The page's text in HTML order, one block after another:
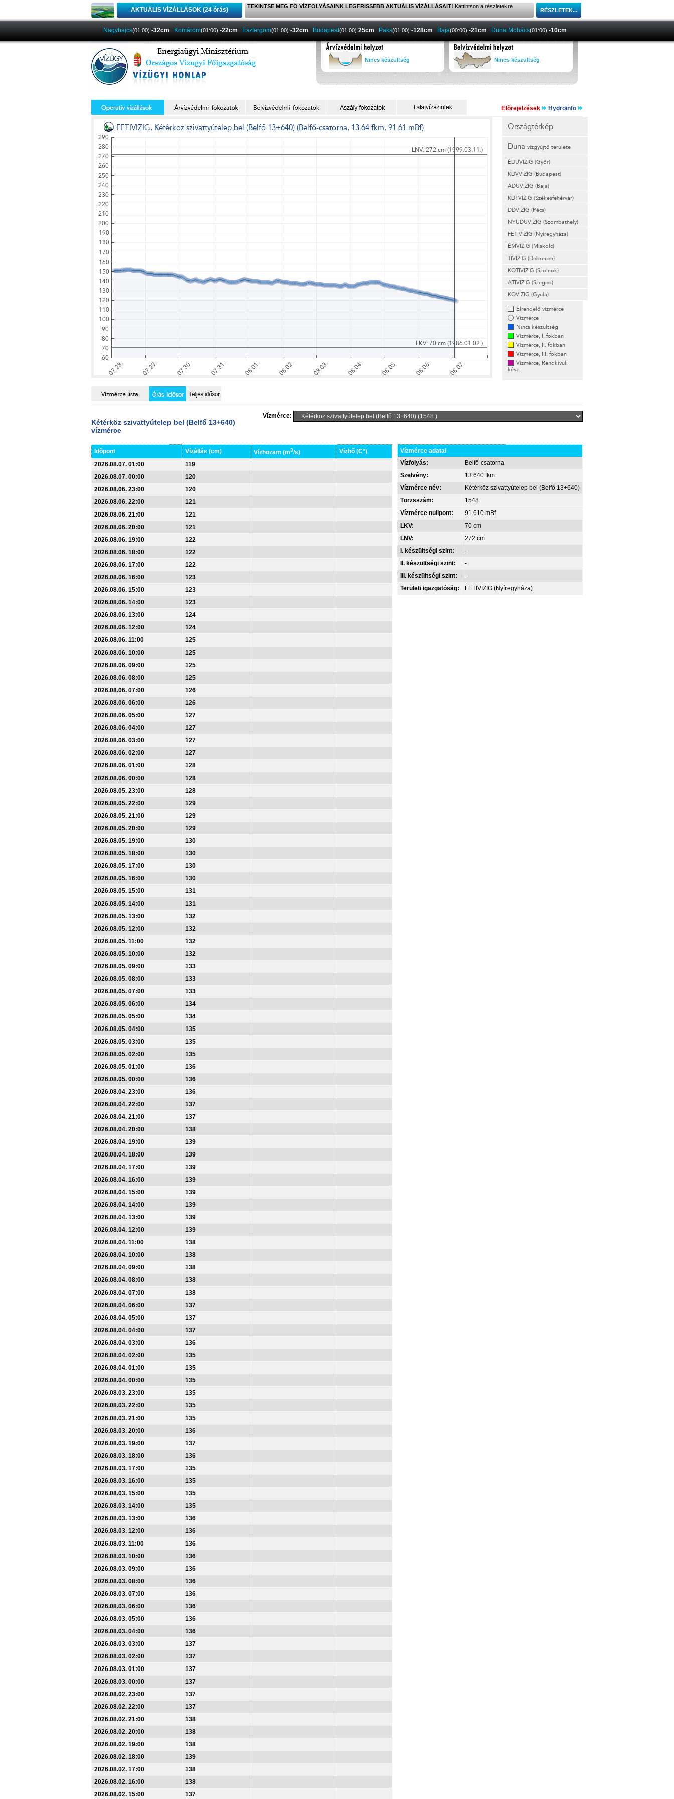
AKTUÁLIS VÍZÁLLÁSOK (24 órás) TEKINTSE MEG FŐ VÍZFOLYÁSAINK LEGFRISSEBB AKTUÁLIS VÍZÁLLÁSAIT! Kattintson a részletekre.
Nagybajcs(01:00):-32cm Komárom(01:00):-22cm Esztergom(01:00):-32cm Budapest(01:00):25cm Paks(01:00):-128cm Baja(00:00):-21cm Duna Mohács(01:00):-10cm
Nincs készültség Nincs készültség
Előrejelzések Hydroinfo
Országtérkép
Duna vízgyűjtő területe
ÉDUVIZIG (Győr)
KDVVIZIG (Budapest)
ADUVIZIG (Baja)
KDTVIZIG (Székesfehérvár)
DDVIZIG (Pécs)
NYUDUVIZIG (Szombathely)
FETIVIZIG (Nyíregyháza)
ÉMVIZIG (Miskolc)
TIVIZIG (Debrecen)
KÖTIVIZIG (Szolnok)
ATIVIZIG (Szeged)
KÖVIZIG (Gyula)
Elrendelő vízmérce
Vízmérce
Nincs készültség
Vízmérce, I. fokban
Vízmérce, II. fokban
Vízmérce, III. fokban
Vízmérce, Rendkívüli
kész.
Vízmérce:
Kétérköz szivattyútelep bel (Belfő 13+640)
vízmérce
Időpont Vízállás (cm) Vízhozam (m3/s)
Vízhő (C°)
2026.08.07. 01:00
119
2026.08.07. 00:00
120
2026.08.06. 23:00
120
2026.08.06. 22:00
121
2026.08.06. 21:00
121
2026.08.06. 20:00
121
2026.08.06. 19:00
122
2026.08.06. 18:00
122
2026.08.06. 17:00
122
2026.08.06. 16:00
123
2026.08.06. 15:00
123
2026.08.06. 14:00
123
2026.08.06. 13:00
124
2026.08.06. 12:00
124
2026.08.06. 11:00
125
2026.08.06. 10:00
125
2026.08.06. 09:00
125
2026.08.06. 08:00
125
2026.08.06. 07:00
126
2026.08.06. 06:00
126
2026.08.06. 05:00
127
2026.08.06. 04:00
127
2026.08.06. 03:00
127
2026.08.06. 02:00
127
2026.08.06. 01:00
128
2026.08.06. 00:00
128
2026.08.05. 23:00
128
2026.08.05. 22:00
129
2026.08.05. 21:00
129
2026.08.05. 20:00
129
2026.08.05. 19:00
130
2026.08.05. 18:00
130
2026.08.05. 17:00
130
2026.08.05. 16:00
130
2026.08.05. 15:00
131
2026.08.05. 14:00
131
2026.08.05. 13:00
132
2026.08.05. 12:00
132
2026.08.05. 11:00
132
2026.08.05. 10:00
132
2026.08.05. 09:00
133
2026.08.05. 08:00
133
2026.08.05. 07:00
133
2026.08.05. 06:00
134
2026.08.05. 05:00
134
2026.08.05. 04:00
135
2026.08.05. 03:00
135
2026.08.05. 02:00
135
2026.08.05. 01:00
136
2026.08.05. 00:00
136
2026.08.04. 23:00
136
2026.08.04. 22:00
137
2026.08.04. 21:00
137
2026.08.04. 20:00
138
2026.08.04. 19:00
139
2026.08.04. 18:00
139
2026.08.04. 17:00
139
2026.08.04. 16:00
139
2026.08.04. 15:00
139
2026.08.04. 14:00
139
2026.08.04. 13:00
139
2026.08.04. 12:00
139
2026.08.04. 11:00
138
2026.08.04. 10:00
138
2026.08.04. 09:00
138
2026.08.04. 08:00
138
2026.08.04. 07:00
138
2026.08.04. 06:00
137
2026.08.04. 05:00
137
2026.08.04. 04:00
137
2026.08.04. 03:00
136
2026.08.04. 02:00
135
2026.08.04. 01:00
135
2026.08.04. 00:00
135
2026.08.03. 23:00
135
2026.08.03. 22:00
135
2026.08.03. 21:00
135
2026.08.03. 20:00
136
2026.08.03. 19:00
137
2026.08.03. 18:00
136
2026.08.03. 17:00
135
2026.08.03. 16:00
135
2026.08.03. 15:00
135
2026.08.03. 14:00
135
2026.08.03. 13:00
136
2026.08.03. 12:00
136
2026.08.03. 11:00
136
2026.08.03. 10:00
136
2026.08.03. 09:00
136
2026.08.03. 08:00
136
2026.08.03. 07:00
136
2026.08.03. 06:00
136
2026.08.03. 05:00
136
2026.08.03. 04:00
136
2026.08.03. 03:00
137
2026.08.03. 02:00
137
2026.08.03. 01:00
137
2026.08.03. 00:00
137
2026.08.02. 23:00
137
2026.08.02. 22:00
137
2026.08.02. 21:00
138
2026.08.02. 20:00
138
2026.08.02. 19:00
138
2026.08.02. 18:00
139
2026.08.02. 17:00
138
2026.08.02. 16:00
138
2026.08.02. 15:00
137
Vízmérce adatai
Vízfolyás:
Belfő-csatorna
Szelvény:
13.640 fkm
Vízmérce név:
Kétérköz szivattyútelep bel (Belfő 13+640)
Törzsszám:
1548
Vízmérce nullpont:
91.610 mBf
LKV:
70 cm
LNV:
272 cm
I. készültségi szint:
-
II. készültségi szint:
-
III. készültségi szint:
-
Területi igazgatóság:
FETIVIZIG (Nyíregyháza)